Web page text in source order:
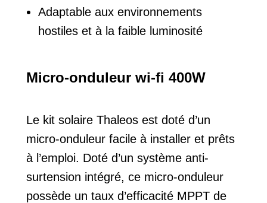
Adaptable aux environnements
hostiles et à la faible luminosité
Micro-onduleur wi-fi 400W
Le kit solaire Thaleos est doté d’un
micro-onduleur facile à installer et prêts
à l’emploi. Doté d’un système anti-
surtension intégré, ce micro-onduleur
possède un taux d’efficacité MPPT de